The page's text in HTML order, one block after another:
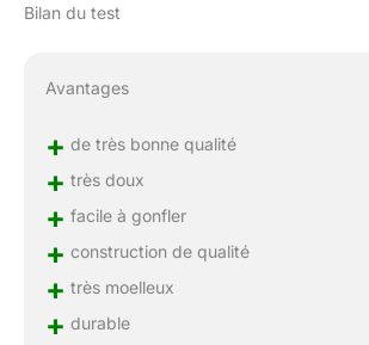
Bilan du test
Avantages
+ de très bonne qualité
+ très doux
+ facile à gonfler
+ construction de qualité
+ très moelleux
+ durable